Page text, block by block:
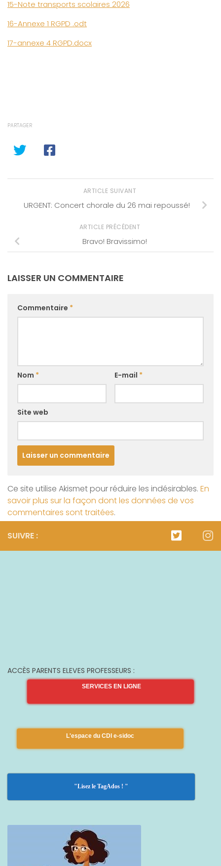
15-Note transports scolaires 2026
16-Annexe 1 RGPD .odt
17-annexe 4 RGPD.docx
PARTAGER
ARTICLE SUIVANT
URGENT: Concert chorale du 26 mai repoussé!
ARTICLE PRÉCÉDENT
Bravo! Bravissimo!
LAISSER UN COMMENTAIRE
Commentaire *
Nom * E-mail *
Site web
Ce site utilise Akismet pour réduire les indésirables. En
savoir plus sur la façon dont les données de vos
commentaires sont traitées.
SUIVRE :
ACCÈS PARENTS ELEVES PROFESSEURS :
SERVICES EN LIGNE
L'espace du CDI e-sidoc
"Lisez le TagAdos ! "